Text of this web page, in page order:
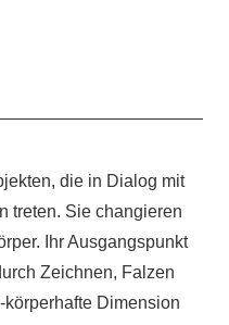
die in Dialog mit
treten. Sie changieren
Ihr Ausgangspunkt
Zeichnen, Falzen
Dimension